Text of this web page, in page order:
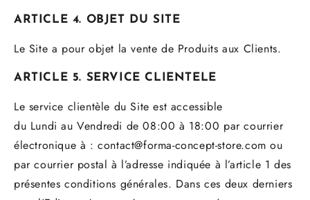
ARTICLE 4. OBJET DU SITE
Le Site a pour objet la vente de Produits aux Clients.
ARTICLE 5. SERVICE CLIENTELE
Le service clientèle du Site est accessible
du Lundi au Vendredi de 08:00 à 18:00 par courrier
électronique à : contact@forma-concept-store.com ou
par courrier postal à l’adresse indiquée à l’article 1 des
présentes conditions générales. Dans ces deux derniers